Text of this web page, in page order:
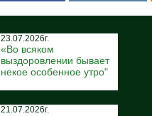
23.07.2026г.
«Во всяком
выздоровлении бывает
некое особенное утро"
21.07.2026г.